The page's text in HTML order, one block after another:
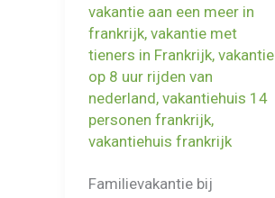
vakantie aan een meer in
frankrijk, vakantie met
tieners in Frankrijk, vakantie
op 8 uur rijden van
nederland, vakantiehuis 14
personen frankrijk,
vakantiehuis frankrijk
Familievakantie bij